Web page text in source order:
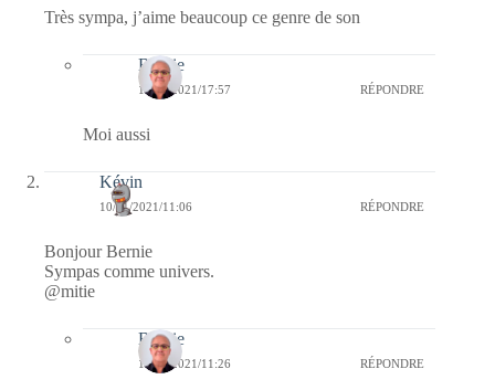
Très sympa, j’aime beaucoup ce genre de son
Bernie
11/01/2021/17:57 RÉPONDRE
Moi aussi
Kévin
10/01/2021/11:06 RÉPONDRE
Bonjour Bernie
Sympas comme univers.
@mitie
Bernie
10/01/2021/11:26 RÉPONDRE